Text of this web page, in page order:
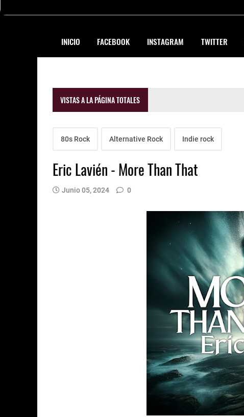
INICIO FACEBOOK INSTAGRAM TWITTER
VISTAS A LA PÁGINA TOTALES
80s Rock Alternative Rock Indie rock
Eric Lavién - More Than That
Junio 05, 2024 0